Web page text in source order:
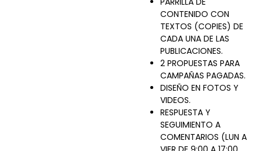
CONTENIDO CON
TEXTOS (COPIES) DE
CADA UNA DE LAS
PUBLICACIONES.
2 PROPUESTAS PARA
CAMPAÑAS PAGADAS.
DISEÑO EN FOTOS Y
VIDEOS.
RESPUESTA Y
SEGUIMIENTO A
COMENTARIOS (LUN A